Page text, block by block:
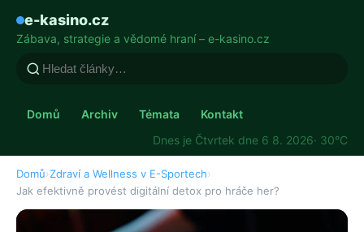
e-kasino.cz
Zábava, strategie a vědomé hraní – e-kasino.cz
Domů Archiv Témata
Kontakt
Dnes je Čtvrtek dne 6 8. 2026· 30°C
Domů›Zdraví a Wellness v E-Sportech›
Jak efektivně provést digitální detox pro hráče her?